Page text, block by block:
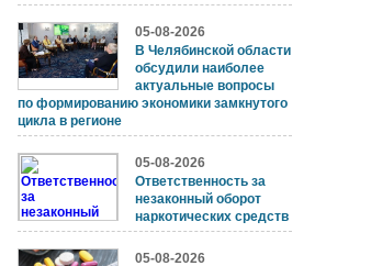
05-08-2026
В Челябинской области
обсудили наиболее
актуальные вопросы
по формированию экономики замкнутого
цикла в регионе
05-08-2026
Ответственность за
незаконный оборот
наркотических средств
05-08-2026